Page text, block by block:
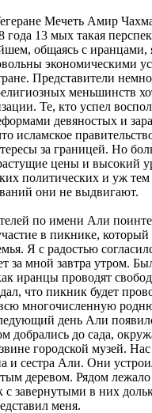
Мечеть Амир
года 13 мых такая
общаясь с иранцами,
экономическими
Представители
меньшинств
Те, кто успел
девяностых и
исламское
за границей. Но
цены и высокий
политических и уж тем
они не выдвигают.
по имени Али
в пикнике, который
Я с радостью
за мной завтра утром.
иранцы проводят
что пикник будет
многочисленную
день Али
добрались до сада,
городской музей.
и сестра Али. Они
деревом. Рядом лежало
с завернутыми в них
меня.